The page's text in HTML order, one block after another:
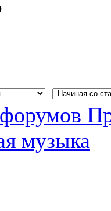
музыка